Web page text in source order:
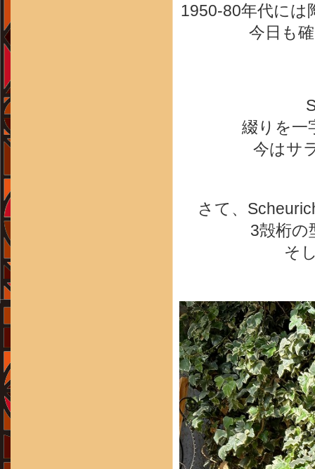
1950-80年代には
今日も
綴りを一
今はサ
さて、
3殻桁の
そ